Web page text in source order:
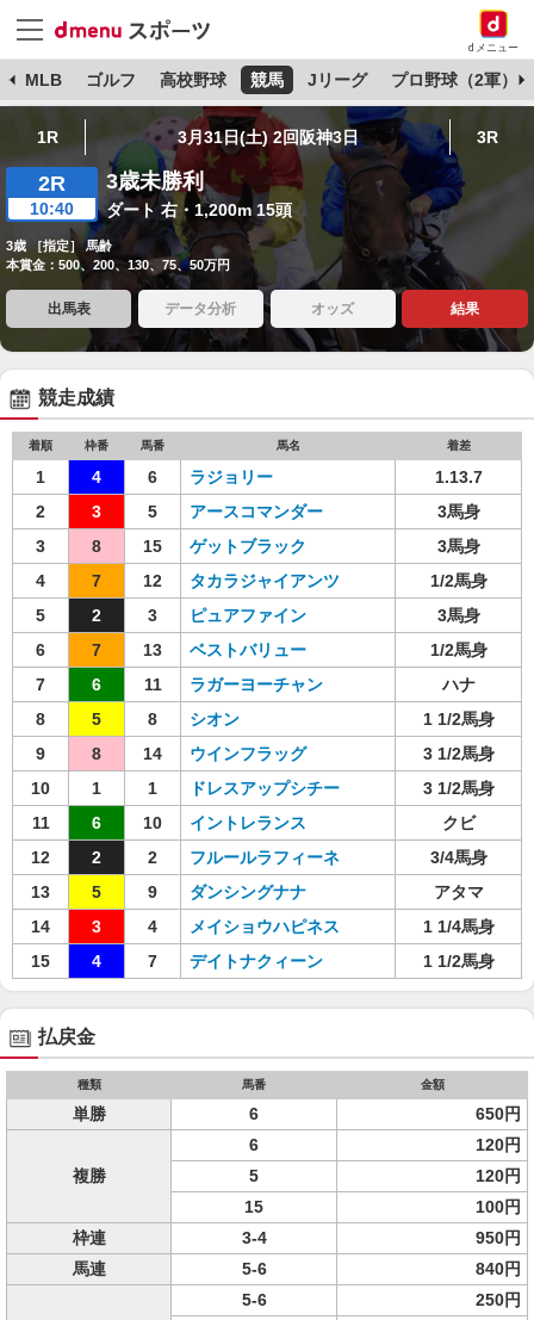
dメニュー
MLB ゴルフ 高校野球 競馬 Jリーグ プロ野球（2軍）
1R 3月31日(土) 2回阪神3日 3R
2R
10:40
3歳未勝利
ダート 右・1,200m 15頭
3歳 ［指定］ 馬齢
本賞金：500、200、130、75、50万円
出馬表 データ分析 オッズ 結果
競走成績
着順 枠番 馬番 馬名 着差
1 4 6 ラジョリー
1.13.7
2
3 5 アースコマンダー
3馬身
3
8 15 ゲットブラック
3馬身
4
7 12 タカラジャイアンツ
1/2馬身
5
2 3 ピュアファイン
3馬身
6
7 13 ベストバリュー
1/2馬身
7
6 11 ラガーヨーチャン
ハナ
8
5 8 シオン
1 1/2馬身
9
8 14 ウインフラッグ
3 1/2馬身
10
1 1 ドレスアップシチー
3 1/2馬身
11
6 10 イントレランス
クビ
12
2 2 フルールラフィーネ
3/4馬身
13
5 9 ダンシングナナ
アタマ
14
3 4 メイショウハピネス
1 1/4馬身
15
4 7 デイトナクィーン 1 1/2馬身
払戻金
種類 馬番 金額
単勝 6 650円
複勝
6
120円
5
120円
15
100円
枠連
3-4
950円
馬連
5-6 840円
5-6
250円